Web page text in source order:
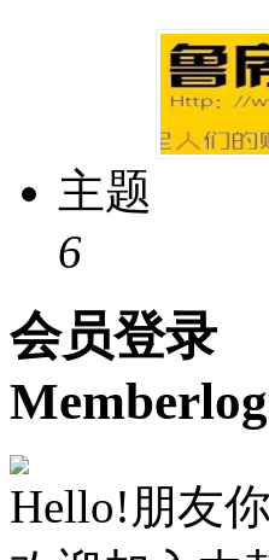
主题
6
会员登录
Member
Hello!朋友